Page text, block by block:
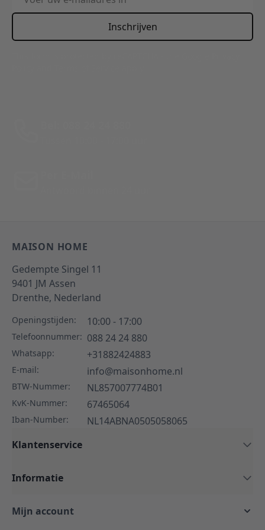
Inschrijven
MAISON HOME
Gedempte Singel 11
9401 JM Assen
Drenthe, Nederland
Openingstijden: 10:00 - 17:00
Telefoonnummer: 088 24 24 880
Whatsapp: +31882424883
E-mail: info@maisonhome.nl
BTW-Nummer: NL857007774B01
KvK-Nummer: 67465064
Iban-Number:
NL14ABNA0505058065
Klantenservice
Informatie
Mijn account